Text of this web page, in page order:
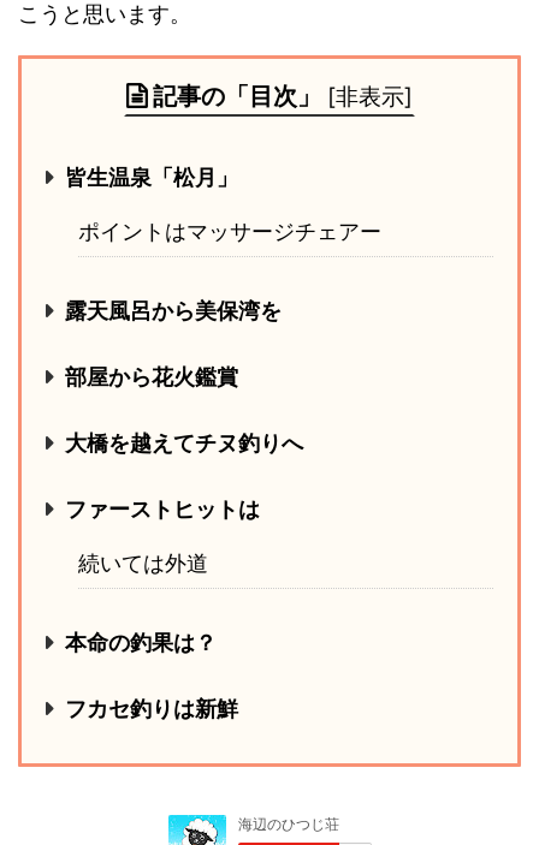
こうと思います。
記事の「目次」 [非表示]
皆生温泉「松月」
ポイントはマッサージチェアー
露天風呂から美保湾を
部屋から花火鑑賞
大橋を越えてチヌ釣りへ
ファーストヒットは
続いては外道
本命の釣果は？
フカセ釣りは新鮮